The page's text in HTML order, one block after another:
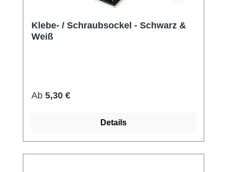
Klebe- / Schraubsockel - Schwarz &
Weiß
Regulärer Preis:
Ab 5,30 €
Details